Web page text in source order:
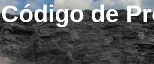
Código de